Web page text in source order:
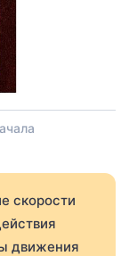
скорости
движения